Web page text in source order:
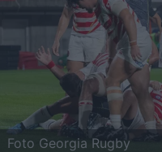
United Rugby
Top14
Premiership
Champions Cup
Foto Georgia Rugby